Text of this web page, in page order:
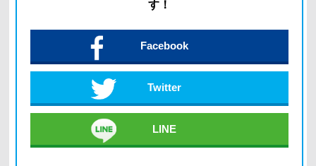
す！
Facebook
Twitter
LINE